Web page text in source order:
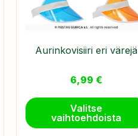
Aurinkovisiiri eri värejä
6,99 €
Valitse
vaihtoehdoista